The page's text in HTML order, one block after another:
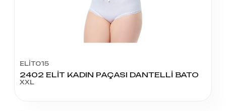
ELİT015
2402 ELİT KADIN PAÇASI DANTELLİ BATO
XXL